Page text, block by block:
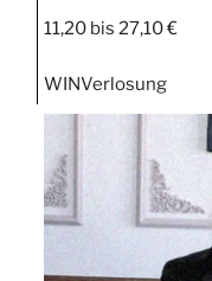
11,20 bis 27,10 €
WINVerlosung